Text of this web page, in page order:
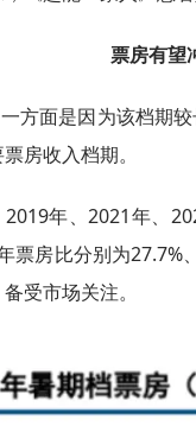
票房有望
方面是因为该档期
房收入档期。
年、2021年、
票房比分别为27.7%
受市场关注。